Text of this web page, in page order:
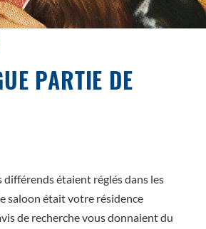
PARTIE DE
différends étaient réglés dans les
saloon était votre résidence
de recherche vous donnaient du